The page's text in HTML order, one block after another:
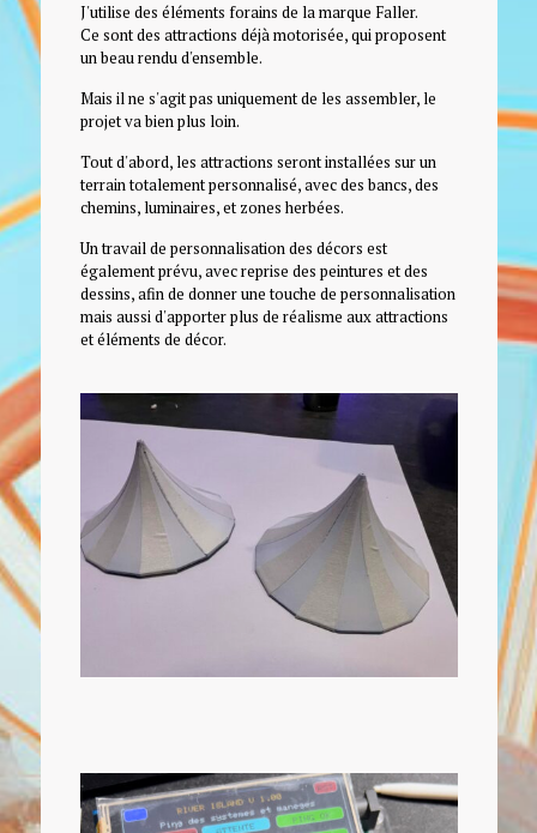
J'utilise des éléments forains de la marque Faller.
Ce sont des attractions déjà motorisée, qui proposent
un beau rendu d'ensemble.
Mais il ne s'agit pas uniquement de les assembler, le
projet va bien plus loin.
Tout d'abord, les attractions seront installées sur un
terrain totalement personnalisé, avec des bancs, des
chemins, luminaires, et zones herbées.
Un travail de personnalisation des décors est
également prévu, avec reprise des peintures et des
dessins, afin de donner une touche de personnalisation
mais aussi d'apporter plus de réalisme aux attractions
et éléments de décor.